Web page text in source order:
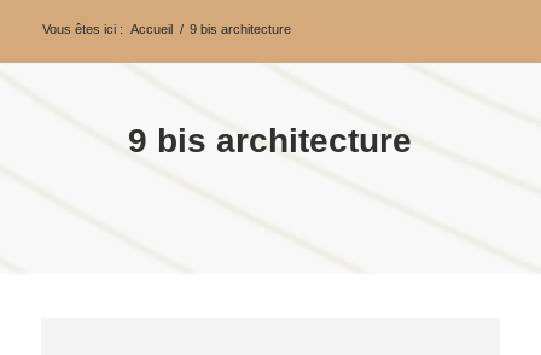
Vous êtes ici : Accueil / 9 bis architecture
9 bis architecture